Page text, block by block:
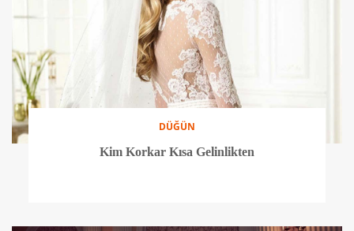
DÜĞÜN
Kim Korkar Kısa Gelinlikten